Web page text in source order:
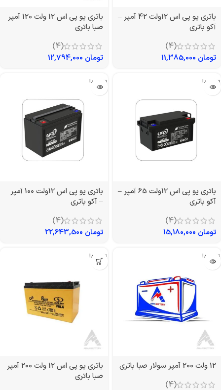
باتری یو پی اس 12ولت 42 آمپر –
آکو باتری
(4)
تومان
باتری یو پی اس 12 ولت 120 آمپر
صبا باتری
(4)
تومان
تمام شد!
باتری یو پی اس 12ولت 65 آمپر –
آکو باتری
(4)
تومان
تمام شد!
باتری یو پی اس 12ولت 100 آمپر
– آکو باتری
(4)
تومان
تمام شد!
12 ولت 200 آمپر سولار صبا باتری
(4)
تمام شد!
باتری یو پی اس 12 ولت 200 آمپر
صبا باتری